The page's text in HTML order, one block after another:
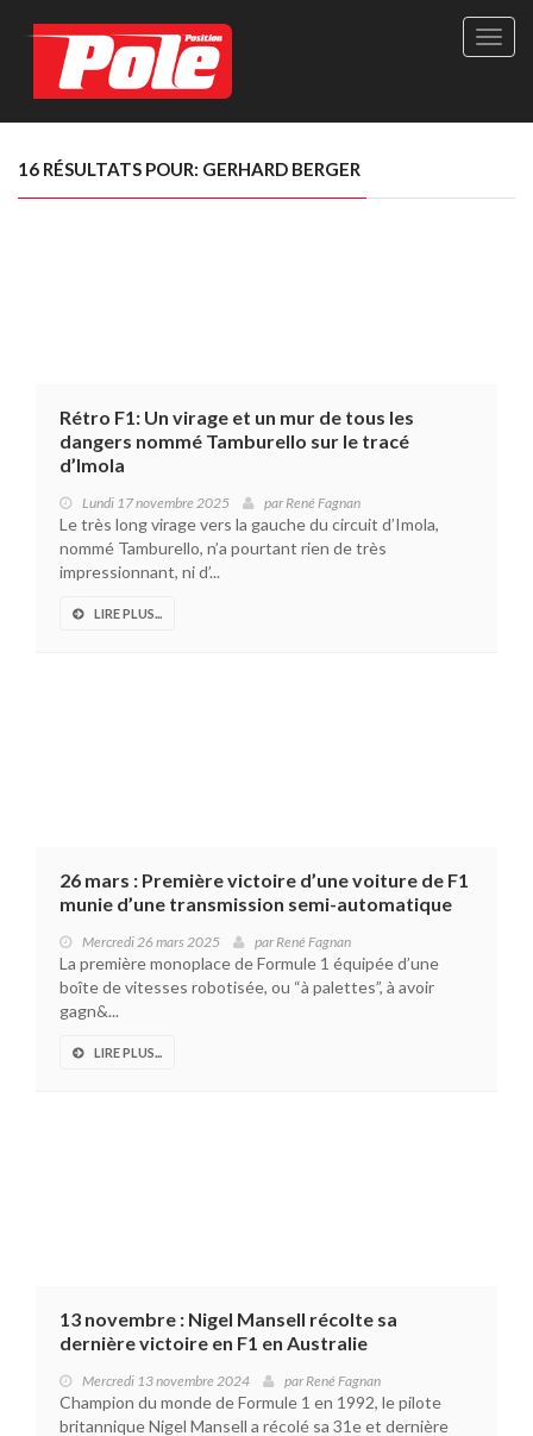
Site
Le
16 RÉSULTATS POUR: GERHARD BERGER
Rétro F1: Un virage et un mur de tous les
dangers nommé Tamburello sur le tracé
d’Imola
Lundi 17 novembre 2025 parRené Fagnan
Le très long virage vers la gauche du circuit d’Imola,
nommé Tamburello, n’a pourtant rien de très
impressionnant, ni d’...
LIRE PLUS...
26 mars : Première victoire d’une voiture de F1
munie d’une transmission semi-automatique
Mercredi 26 mars 2025 parRené Fagnan
La première monoplace de Formule 1 équipée d’une
boîte de vitesses robotisée, ou “à palettes”, à avoir
gagn&...
LIRE PLUS...
13 novembre : Nigel Mansell récolte sa
dernière victoire en F1 en Australie
Mercredi 13 novembre 2024 parRené Fagnan
Champion du monde de Formule 1 en 1992, le pilote
britannique Nigel Mansell a récolé sa 31e et dernière